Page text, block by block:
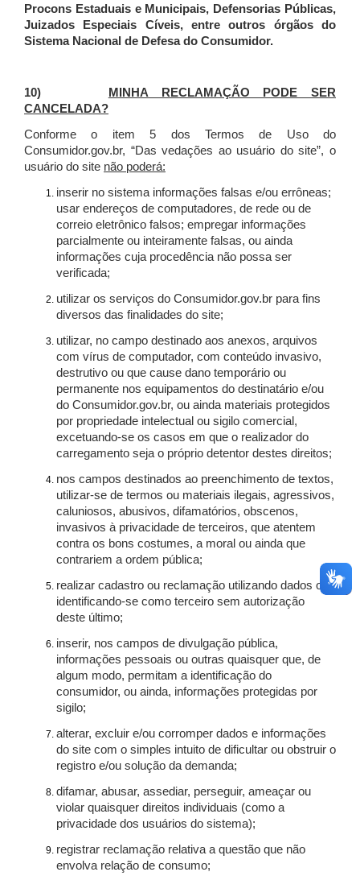
Procons Estaduais e Municipais, Defensorias Públicas,
Juizados Especiais Cíveis, entre outros órgãos do
Sistema Nacional de Defesa do Consumidor.
10)
MINHA RECLAMAÇÃO PODE SER
CANCELADA?
Conforme o item 5 dos Termos de Uso do
Consumidor.gov.br, “Das vedações ao usuário do site”, o
usuário do site não poderá:
inserir no sistema informações falsas e/ou errôneas;
usar endereços de computadores, de rede ou de
correio eletrônico falsos; empregar informações
parcialmente ou inteiramente falsas, ou ainda
informações cuja procedência não possa ser
verificada;
utilizar os serviços do Consumidor.gov.br para fins
diversos das finalidades do site;
utilizar, no campo destinado aos anexos, arquivos
com vírus de computador, com conteúdo invasivo,
destrutivo ou que cause dano temporário ou
permanente nos equipamentos do destinatário e/ou
do Consumidor.gov.br, ou ainda materiais protegidos
por propriedade intelectual ou sigilo comercial,
excetuando-se os casos em que o realizador do
carregamento seja o próprio detentor destes direitos;
nos campos destinados ao preenchimento de textos,
utilizar-se de termos ou materiais ilegais, agressivos,
caluniosos, abusivos, difamatórios, obscenos,
invasivos à privacidade de terceiros, que atentem
contra os bons costumes, a moral ou ainda que
contrariem a ordem pública;
realizar cadastro ou reclamação utilizando dados ou
identificando-se como terceiro sem autorização
deste último;
inserir, nos campos de divulgação pública,
informações pessoais ou outras quaisquer que, de
algum modo, permitam a identificação do
consumidor, ou ainda, informações protegidas por
sigilo;
alterar, excluir e/ou corromper dados e informações
do site com o simples intuito de dificultar ou obstruir o
registro e/ou solução da demanda;
difamar, abusar, assediar, perseguir, ameaçar ou
violar quaisquer direitos individuais (como a
privacidade dos usuários do sistema);
registrar reclamação relativa a questão que não
envolva relação de consumo;